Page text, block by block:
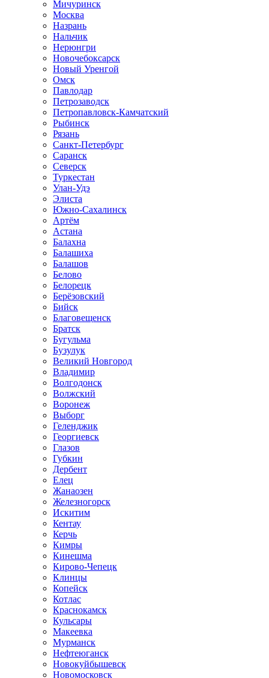
Мичуринск
Москва
Назрань
Нальчик
Нерюнгри
Новочебоксарск
Новый Уренгой
Омск
Павлодар
Петрозаводск
Петропавловск-Камчатский
Рыбинск
Рязань
Санкт-Петербург
Саранск
Северск
Туркестан
Улан-Удэ
Элиста
Южно-Сахалинск
Артём
Астана
Балахна
Балашиха
Балашов
Белово
Белорецк
Берёзовский
Бийск
Благовещенск
Братск
Бугульма
Бузулук
Великий Новгород
Владимир
Волгодонск
Волжский
Воронеж
Выборг
Геленджик
Георгиевск
Глазов
Губкин
Дербент
Елец
Жанаозен
Железногорск
Искитим
Кентау
Керчь
Кимры
Кинешма
Кирово-Чепецк
Клинцы
Копейск
Котлас
Краснокамск
Кульсары
Макеевка
Мурманск
Нефтеюганск
Новокуйбышевск
Новомосковск